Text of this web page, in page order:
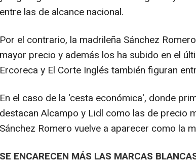
entre las de alcance nacional.
Por el contrario, la madrileña Sánchez
mayor precio y además los ha subido en el
Ercoreca y El Corte Inglés también figuran
En el caso de la 'cesta económica', donde
destacan Alcampo y Lidl como las de precio
Sánchez Romero vuelve a aparecer como la
SE ENCARECEN MÁS LAS MARCAS